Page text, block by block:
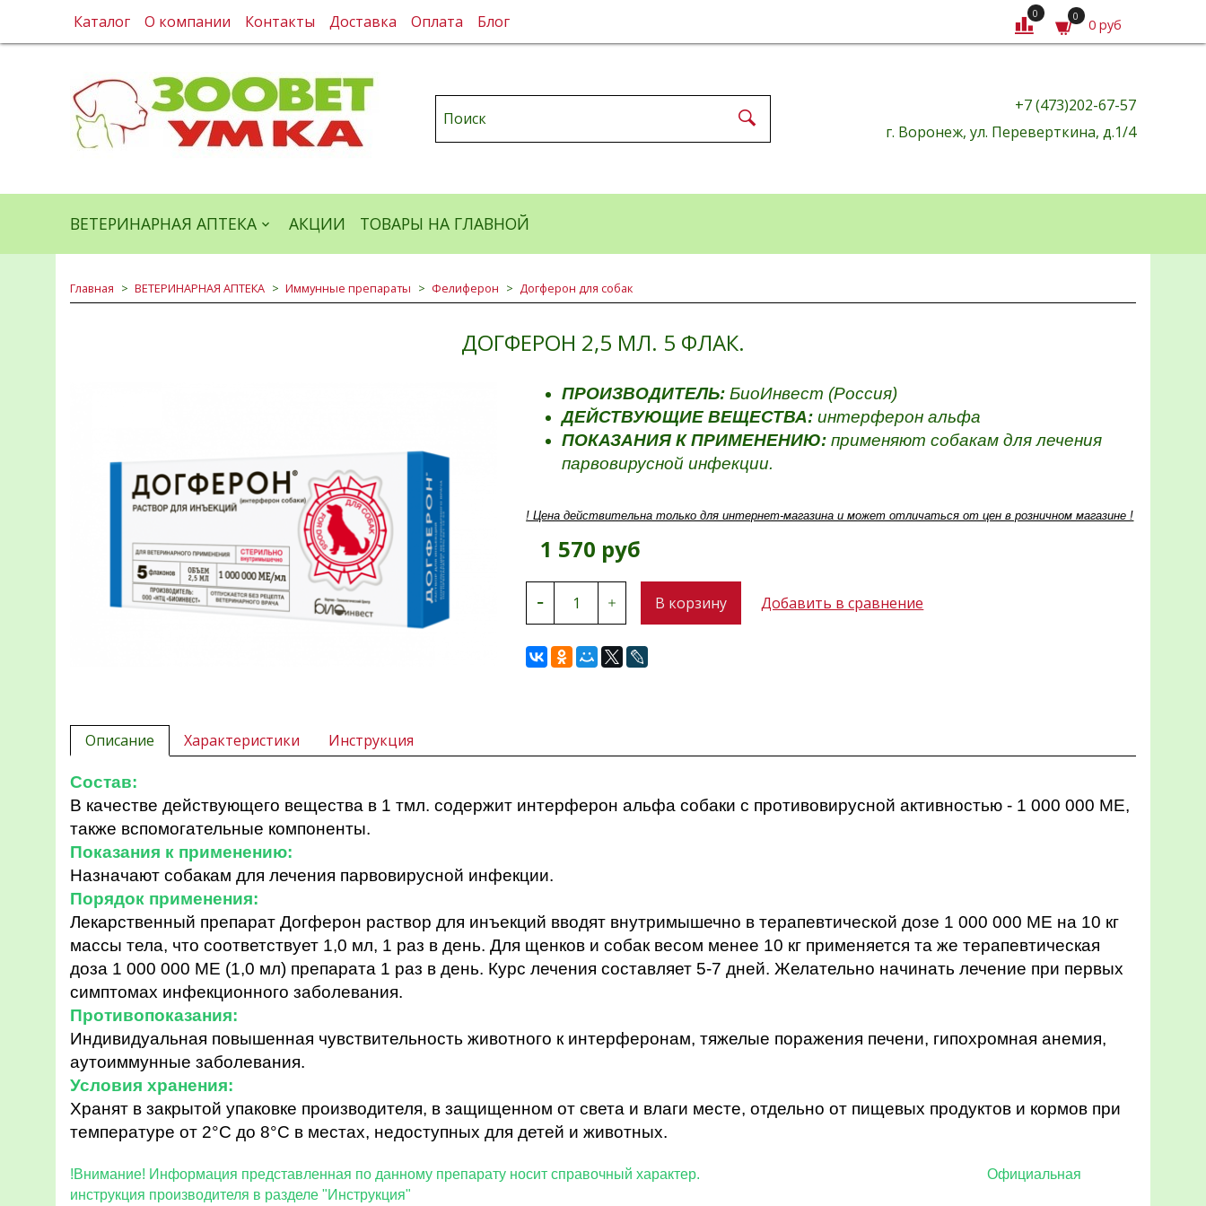
Каталог О компании Контакты Доставка Оплата Блог 0 0
0 руб
+7 (473)202-67-57
г. Воронеж, ул. Переверткина, д.1/4
ВЕТЕРИНАРНАЯ АПТЕКА АКЦИИ ТОВАРЫ НА ГЛАВНОЙ
Главная ВЕТЕРИНАРНАЯ АПТЕКА Иммунные препараты Фелиферон Догферон для собак
ДОГФЕРОН 2,5 МЛ. 5 ФЛАК.
ПРОИЗВОДИТЕЛЬ: БиоИнвест (Россия)
ДЕЙСТВУЮЩИЕ ВЕЩЕСТВА:интерферон альфа
ПОКАЗАНИЯ К ПРИМЕНЕНИЮ:применяют собакамдля лечения
парвовирусной инфекции.
! Цена действительна только для интернет-магазина и может отличаться от цен в розничном магазине !
1 570 руб
В корзину Добавить в сравнение
Описание
Состав:
В качестве действующего вещества в 1 тмл. содержит интерферон альфа собаки с противовирусной активностью - 1 000 000 МЕ,
также вспомогательные компоненты.
Показания к применению:
Назначают собакам для лечения парвовирусной инфекции.
Порядок применения:
Лекарственный препарат Догферон раствор для инъекций вводят внутримышечно в терапевтической дозе 1 000 000 МЕ на 10 кг
массы тела, что соответствует 1,0 мл, 1 раз в день. Для щенков и собак весом менее 10 кг применяется та же терапевтическая
доза 1 000 000 МЕ (1,0 мл) препарата 1 раз в день. Курс лечения составляет 5-7 дней. Желательно начинать лечение при первых
симптомах инфекционного заболевания.
Противопоказания:
Индивидуальная повышенная чувствительность животного к интерферонам, тяжелые поражения печени, гипохромная анемия,
аутоиммунные заболевания.
Условия хранения:
Хранят в закрытой упаковке производителя, в защищенном от света и влаги месте, отдельно от пищевых продуктов и кормов при
температуре от 2°С до 8°С в местах, недоступных для детей и животных.
!Внимание! Информация представленная по данному препарату носит справочный характер. Официальная
инструкция производителя в разделе "Инструкция"
Характеристики Инструкция